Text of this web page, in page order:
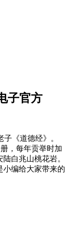
子官方
《道德经》。
，每年贡举时加
白兆山桃花岩。
小编给大家带来的